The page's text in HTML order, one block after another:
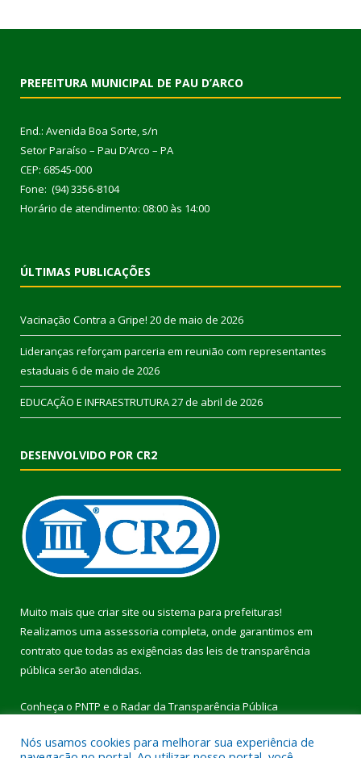
PREFEITURA MUNICIPAL DE PAU D’ARCO
End.: Avenida Boa Sorte, s/n
Setor Paraíso – Pau D’Arco – PA
CEP: 68545-000
Fone: (94) 3356-8104
Horário de atendimento: 08:00 às 14:00
ÚLTIMAS PUBLICAÇÕES
Vacinação Contra a Gripe! 20 de maio de 2026
Lideranças reforçam parceria em reunião com representantes
estaduais 6 de maio de 2026
EDUCAÇÃO E INFRAESTRUTURA27 de abril de 2026
DESENVOLVIDO POR CR2
Muito mais que criar site ou sistema para prefeituras!
Realizamos uma assessoria completa, onde garantimos em
contrato que todas as exigências das leis de transparência
pública serão atendidas.
Conheça o PNTP e o Radar da Transparência Pública
Nós usamos cookies para melhorar sua experiência de